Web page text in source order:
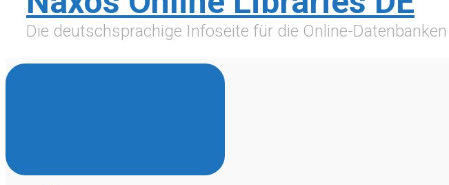
Die deutschsprachige Infoseite für die Online-